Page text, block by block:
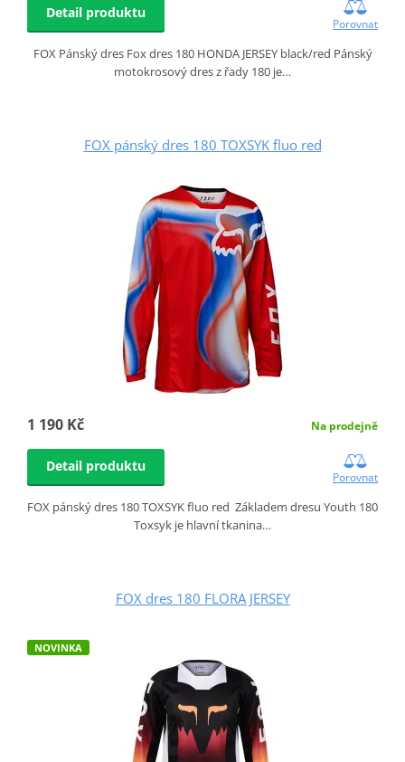
Detail produktu
Porovnat
FOX Pánský dres Fox dres 180 HONDA JERSEY black/red Pánský
motokrosový dres z řady 180 je…
FOX pánský dres 180 TOXSYK fluo red
1 190 Kč Na prodejně
Detail produktu
Porovnat
FOX pánský dres 180 TOXSYK fluo red Základem dresu Youth 180
Toxsyk je hlavní tkanina…
FOX dres 180 FLORA JERSEY
NOVINKA